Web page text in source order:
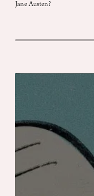
Jane Austen?